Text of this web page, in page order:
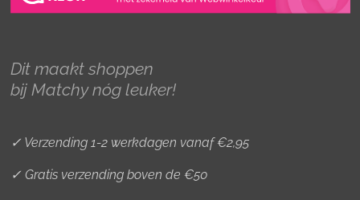
a
r
a
b
o
k
e
e
s
Dit maakt shoppen
bij Matchy nóg leuker!
✓ Verzending 1-2 werkdagen vanaf €2,95
✓ Gratis verzending boven de €50